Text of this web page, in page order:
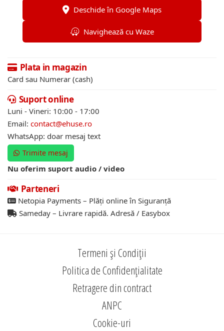
Deschide în Google Maps
Navighează cu Waze
Plata in magazin
Card sau Numerar (cash)
Suport online
Luni - Vineri: 10:00 - 17:00
Email: contact@ehuse.ro
WhatsApp: doar mesaj text
Trimite mesaj
Nu oferim suport audio / video
Parteneri
Netopia Payments – Plăți online în Siguranță
Sameday – Livrare rapidă. Adresă / Easybox
Termeni și Condiții
Politica de Confidențialitate
Retragere din contract
ANPC
Cookie-uri